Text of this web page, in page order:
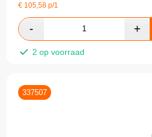
€ 105,58 p/1
2 op voorraad
337507